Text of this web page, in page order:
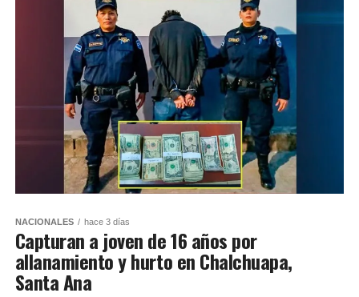
NACIONALES hace 3 días
Capturan a joven de 16 años por
allanamiento y hurto en Chalchuapa,
Santa Ana